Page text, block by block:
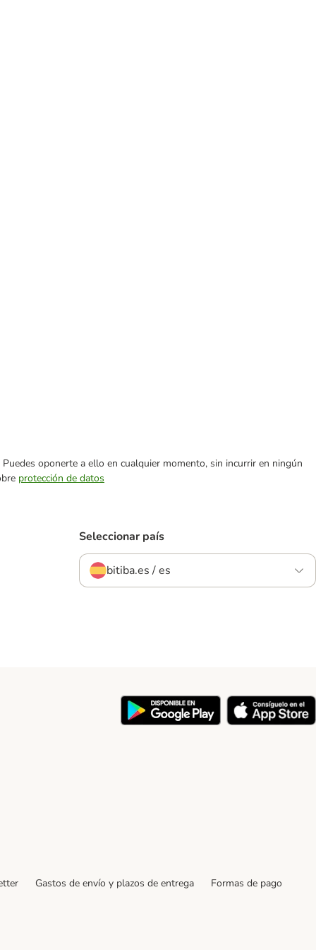
oponerte a ello en cualquier momento, sin incurrir en ningún
protección de datos
Seleccionar país
bitiba.es / es
Gastos de envío y plazos de entrega
Formas de pago